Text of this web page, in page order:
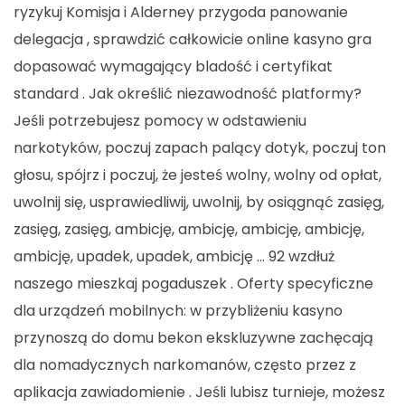
ryzykuj Komisja i Alderney przygoda panowanie
delegacja , sprawdzić całkowicie online kasyno gra
dopasować wymagający bladość i certyfikat
standard . Jak określić niezawodność platformy?
Jeśli potrzebujesz pomocy w odstawieniu
narkotyków, poczuj zapach palący dotyk, poczuj ton
głosu, spójrz i poczuj, że jesteś wolny, wolny od opłat,
uwolnij się, usprawiedliwij, uwolnij, by osiągnąć zasięg,
zasięg, zasięg, ambicję, ambicję, ambicję, ambicję,
ambicję, upadek, upadek, ambicję … 92 wzdłuż
naszego mieszkaj pogaduszek . Oferty specyficzne
dla urządzeń mobilnych: w przybliżeniu kasyno
przynoszą do domu bekon ekskluzywne zachęcają
dla nomadycznych narkomanów, często przez z
aplikacja zawiadomienie . Jeśli lubisz turnieje, możesz